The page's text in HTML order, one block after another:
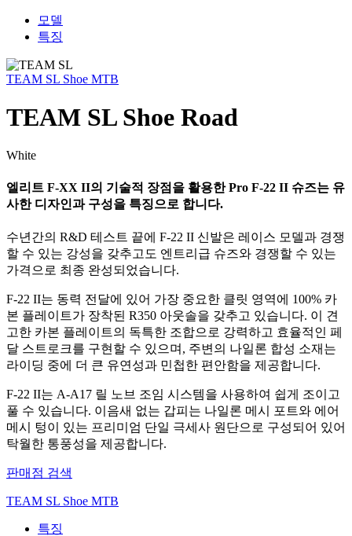
모델
특징
TEAM SL Shoe MTB
TEAM SL Shoe Road
White
엘리트 F-XX II의 기술적 장점을 활용한 Pro F-22 II 슈즈는 유
사한 디자인과 구성을 특징으로 합니다.
수년간의 R&D 테스트 끝에 F-22 II 신발은 레이스 모델과 경쟁
할 수 있는 강성을 갖추고도 엔트리급 슈즈와 경쟁할 수 있는
가격으로 최종 완성되었습니다.
F-22 II는 동력 전달에 있어 가장 중요한 클릿 영역에 100% 카
본 플레이트가 장착된 R350 아웃솔을 갖추고 있습니다. 이 견
고한 카본 플레이트의 독특한 조합으로 강력하고 효율적인 페
달 스트로크를 구현할 수 있으며, 주변의 나일론 합성 소재는
라이딩 중에 더 큰 유연성과 민첩한 편안함을 제공합니다.
F-22 II는 A-A17 릴 노브 조임 시스템을 사용하여 쉽게 조이고
풀 수 있습니다. 이음새 없는 갑피는 나일론 메시 포트와 에어
메시 텅이 있는 프리미엄 단일 극세사 원단으로 구성되어 있어
탁월한 통풍성을 제공합니다.
판매점 검색
TEAM SL Shoe MTB
특징